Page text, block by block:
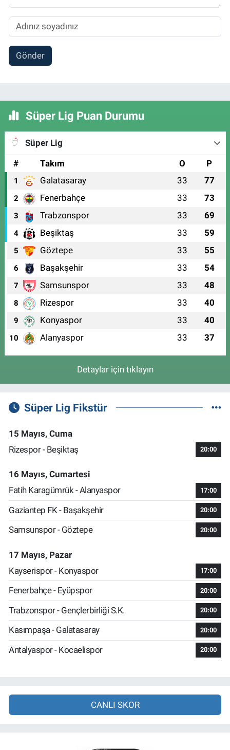
Gönder
Süper Lig Puan Durumu
Süper Lig
#
Takım O P
1 Galatasaray 33 77
2 Fenerbahçe 33 73
3 Trabzonspor 33 69
4 Beşiktaş 33 59
5 Göztepe 33 55
6 Başakşehir 33 54
7 Samsunspor 33 48
8 Rizespor 33 40
9 Konyaspor 33 40
10 Alanyaspor 33 37
Detaylar için tıklayın
Süper Lig Fikstür
15 Mayıs, Cuma
Rizespor - Beşiktaş
20:00
16 Mayıs, Cumartesi
Fatih Karagümrük - Alanyaspor
17:00
Gaziantep FK - Başakşehir 20:00
Samsunspor - Göztepe 20:00
17 Mayıs, Pazar
Kayserispor - Konyaspor
17:00
Fenerbahçe - Eyüpspor 20:00
Trabzonspor - Gençlerbirliği S.K. 20:00
Kasımpaşa - Galatasaray 20:00
Antalyaspor - Kocaelispor 20:00
CANLI SKOR